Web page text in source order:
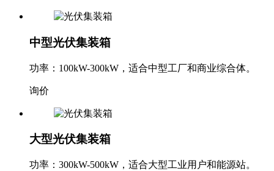
中型光伏集装箱
功率：100kW-300kW，适合中型工厂和商业综合体。
询价
大型光伏集装箱
功率：300kW-500kW，适合大型工业用户和能源站。